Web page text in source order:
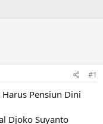
#1
Pensiun Dini
Djoko Suyanto